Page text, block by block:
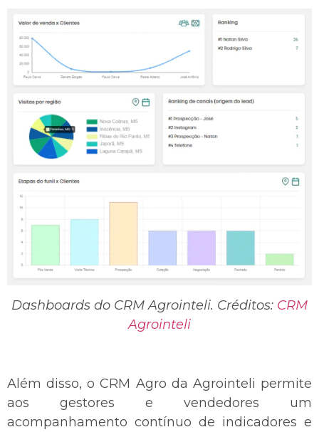
Dashboards do CRM Agrointeli. Créditos: CRM
Agrointeli
Além disso, o CRM Agro da Agrointeli permite
aos gestores e vendedores um
acompanhamento contínuo de indicadores e